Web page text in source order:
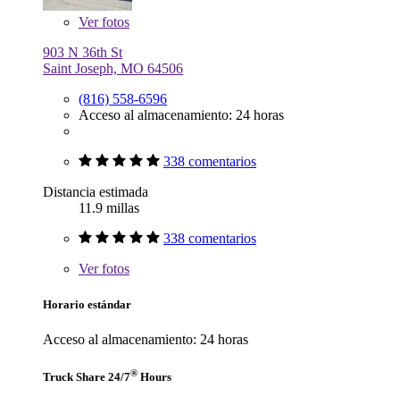
Verfotos
903 N 36th St
Saint Joseph, MO 64506
(816) 558-6596
Acceso al almacenamiento: 24 horas
338 comentarios
Distancia estimada
11.9 millas
338 comentarios
Verfotos
Horario estándar
Acceso al almacenamiento: 24 horas
Truck Share 24/7® Hours